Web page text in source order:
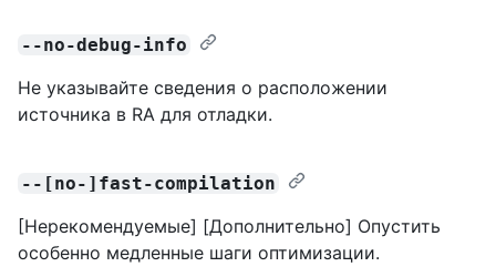
--no-debug-info
Не указывайте сведения о расположении
источника в RA для отладки.
--[no-]fast-compilation
[Нерекомендуемые] [Дополнительно] Опустить
особенно медленные шаги оптимизации.